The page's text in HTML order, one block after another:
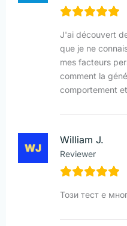
J'ai découvert
que je ne
mes facteurs
comment la
comportement
William J.
Reviewer
Този тест е